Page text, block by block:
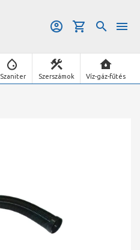
Szaniter Szerszámok Víz-gáz-fűtés